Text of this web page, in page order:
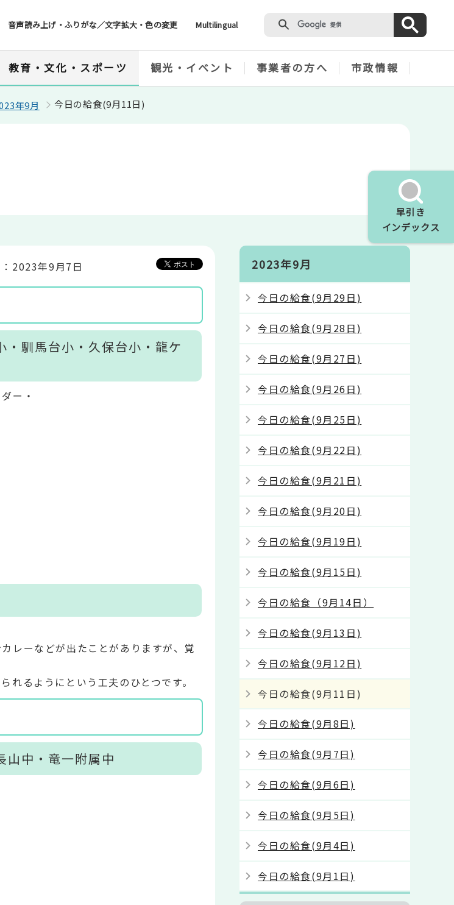
音声読み上げ・ふりがな／文字拡大・色の変更 Multilingual
早引き
インデックス
教育・文化・スポーツ 観光・イベント 事業者の方へ 市政情報
年9月 今日の給食(9月11日)
2023年9月7日
馴馬台小・久保台小・龍ケ
ー・
レーなどが出たことがありますが、覚
れるようにという工夫のひとつです。
山中・竜一附属中
2023年9月
今日の給食(9月29日)
今日の給食(9月28日)
今日の給食(9月27日)
今日の給食(9月26日)
今日の給食(9月25日)
今日の給食(9月22日)
今日の給食(9月21日)
今日の給食(9月20日)
今日の給食(9月19日)
今日の給食(9月15日)
今日の給食（9月14日）
今日の給食(9月13日)
今日の給食(9月12日)
今日の給食(9月11日)
今日の給食(9月8日)
今日の給食(9月7日)
今日の給食(9月6日)
今日の給食(9月5日)
今日の給食(9月4日)
今日の給食(9月1日)